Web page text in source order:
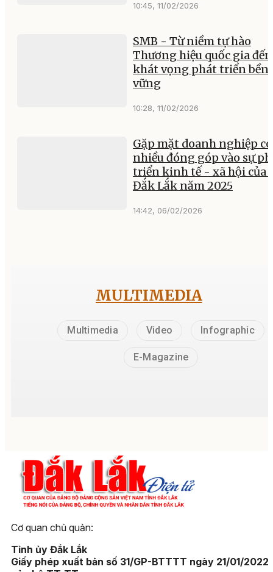
10:45, 11/02/2026
SMB - Từ niềm tự hào
Thương hiệu quốc gia đến
khát vọng phát triển bền
vững
10:28, 11/02/2026
Gặp mặt doanh nghiệp có
nhiều đóng góp vào sự
triển kinh tế - xã hội của
Đắk Lắk năm 2025
14:42, 06/02/2026
MULTIMEDIA
Multimedia Video Infographic
E-Magazine
Cơ quan chủ quản:
Tỉnh ủy Đắk Lắk
Giấy phép xuất bản số 31/GP-BTTTT ngày 21/01/2022